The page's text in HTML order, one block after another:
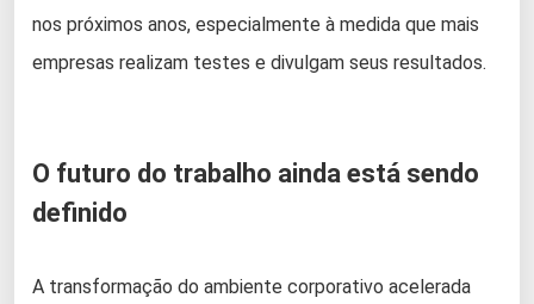
nos próximos anos, especialmente à medida que mais
empresas realizam testes e divulgam seus resultados.
O futuro do trabalho ainda está sendo
definido
A transformação do ambiente corporativo acelerada